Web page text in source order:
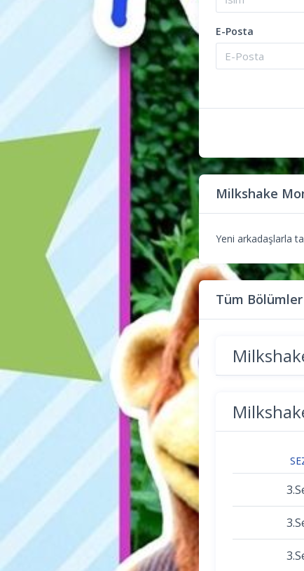
E-Posta
Milkshake
Yeni arkadaşlarla
Tüm Bölümler